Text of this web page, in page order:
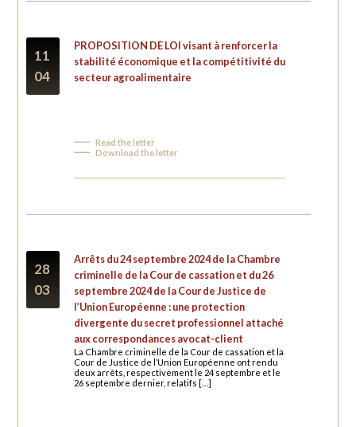
11
04
PROPOSITION DE LOI visant à renforcer la
stabilité économique et la compétitivité du
secteur agroalimentaire
Read the letter
Download the letter
28
03
Arrêts du 24 septembre 2024 de la Chambre
criminelle de la Cour de cassation et du 26
septembre 2024 de la Cour de Justice de
l’Union Européenne : une protection
divergente du secret professionnel attaché
aux correspondances avocat-client
La Chambre criminelle de la Cour de cassation et la
Cour de Justice de l’Union Européenne ont rendu
deux arrêts, respectivement le 24 septembre et le
26 septembre dernier, relatifs […]